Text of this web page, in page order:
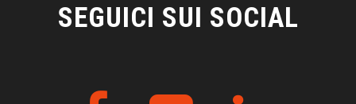
SEGUICI SUI SOCIAL